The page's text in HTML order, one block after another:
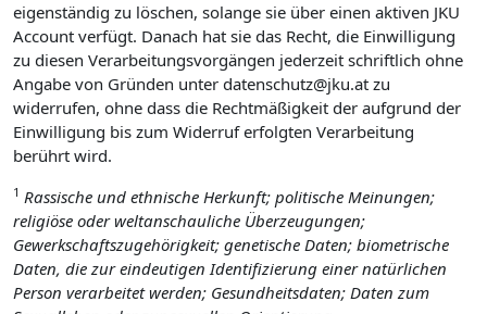
eigenständig zu löschen, solange sie über einen aktiven JKU
Account verfügt. Danach hat sie das Recht, die Einwilligung
zu diesen Verarbeitungsvorgängen jederzeit schriftlich ohne
Angabe von Gründen unter datenschutz@jku.at zu
widerrufen, ohne dass die Rechtmäßigkeit der aufgrund der
Einwilligung bis zum Widerruf erfolgten Verarbeitung
berührt wird.
1 Rassische und ethnische Herkunft; politische Meinungen;
religiöse oder weltanschauliche Überzeugungen;
Gewerkschaftszugehörigkeit; genetische Daten; biometrische
Daten, die zur eindeutigen Identifizierung einer natürlichen
Person verarbeitet werden; Gesundheitsdaten; Daten zum